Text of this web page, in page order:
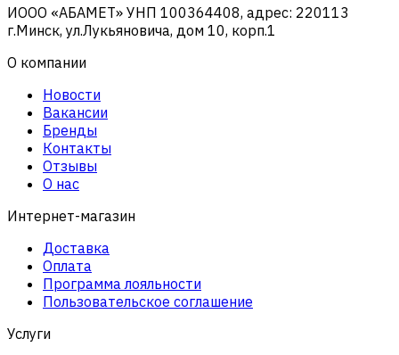
ИООО «АБАМЕТ» УНП 100364408, адрес: 220113
г.Минск, ул.Лукьяновича, дом 10, корп.1
О компании
Новости
Вакансии
Бренды
Контакты
Отзывы
О нас
Интернет-магазин
Доставка
Оплата
Программа лояльности
Пользовательское соглашение
Услуги